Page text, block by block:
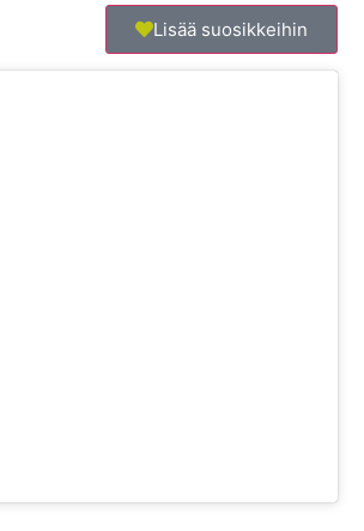
Lisää suosikkeihin